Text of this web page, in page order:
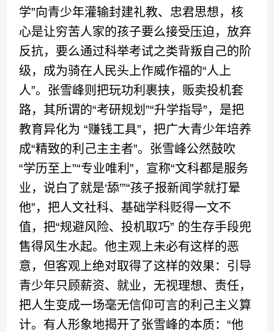
学”向青少年灌输封建礼教、忠君思想，核
心是让穷苦人家的孩子要么接受压迫，放弃
反抗，要么通过科举考试之类背叛自己的阶
级，成为骑在人民头上作威作福的“人上
人”。张雪峰则把玩功利裹挟，贩卖投机套
路，其所谓的“考研规划”“升学指导”，是把
教育异化为 “赚钱工具”，把广大青少年培养
成“精致的利己主主者”。张雪峰公然鼓吹
“学历至上”“专业唯利”，宣称“文科都是服务
业，说白了就是‘舔’”“孩子报新闻学就打晕
他”，把人文社科、基础学科贬得一文不
值，把“规避风险、投机取巧” 的生存手段兜
售得风生水起。他主观上未必有这样的恶
意，但客观上绝对取得了这样的效果：引导
青少年只顾薪资、就业，无视理想、责任，
把人生变成一场毫无信仰可言的利己主义算
计。有人形象地揭开了张雪峰的本质：“他